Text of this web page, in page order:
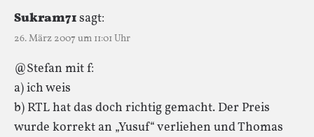
Sukram71sagt:
26. März 2007 um 11:01 Uhr
@Stefan mit f:
a) ich weis
b) RTL hat das doch richtig gemacht. Der Preis
wurde korrekt an „Yusuf“ verliehen und Thomas